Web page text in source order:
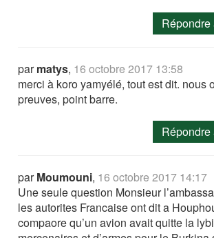
Répondre
parmatys, 16 octobre 2017 13:58
merci à koro yamyélé, tout est dit. nous
preuves, point barre.
Répondre
parMoumouni, 16 octobre 2017 14:17
Une seule question Monsieur
les autorites Francaise ont dit a
compaore qu’un avion avait quitte la